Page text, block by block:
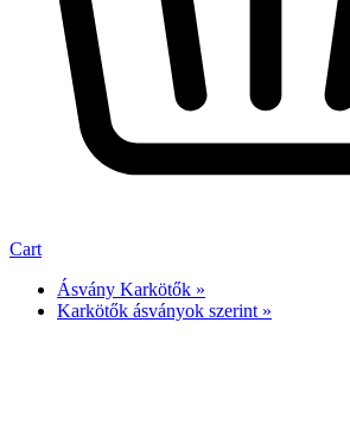
Cart
Ásvány Karkötők »
Karkötők ásványok szerint »